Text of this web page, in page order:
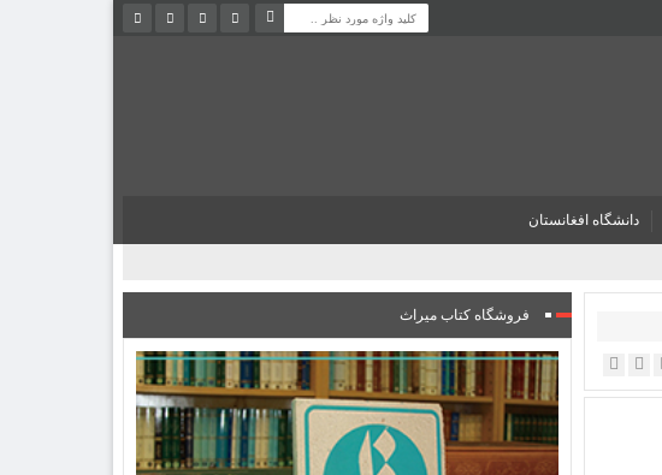
دانشگاه افغانستان
فروشگاه کتاب میراث